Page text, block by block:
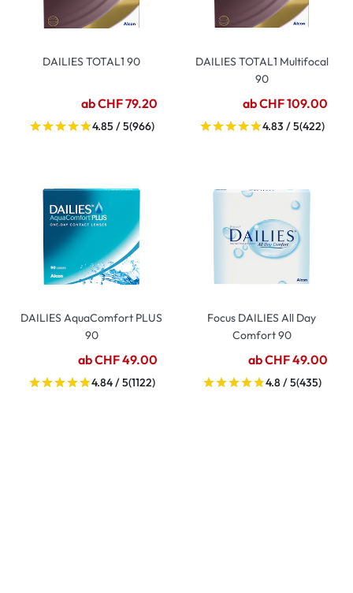
DAILIES TOTAL1 90
ab CHF 79.20
4.85 / 5(966)
DAILIES TOTAL1 Multifocal
90
ab CHF 109.00
4.83 / 5(422)
DAILIES AquaComfort PLUS
90
ab CHF 49.00
4.84 / 5(1122)
Focus DAILIES All Day
Comfort 90
ab CHF 49.00
4.8 / 5(435)